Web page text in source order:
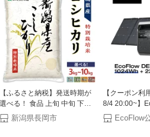
【ふるさと納税】発送時期が
選べる！ 食品 上旬 中旬 下旬
米 お米 定期便 令和7年産 3kg
5kg 10kg 単品 3回 6回 12回 3
新潟県長岡市
【クーポン利
8/4 20:00~】
ブル電源 ソー
ト DELTA 3
EcoFlow